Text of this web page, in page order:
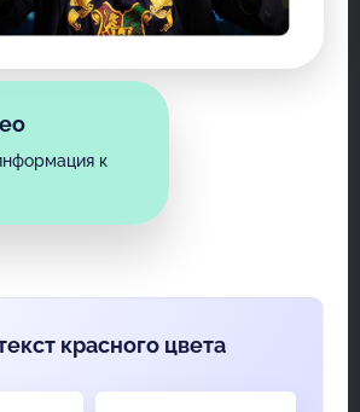
к
красного цвета